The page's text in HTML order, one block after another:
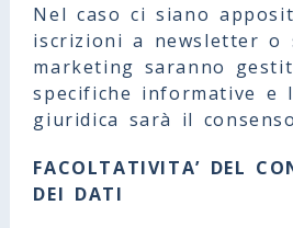
Nel caso ci siano
iscrizioni a newsletter o
marketing saranno
specifiche informative e
giuridica sarà il
FACOLTATIVITA’ DEL
DEI DATI